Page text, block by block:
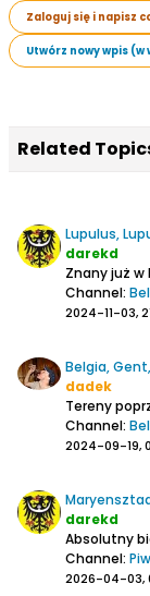
Zaloguj się i napisz
Utwórz nowy wpis
Related
Lupulus,
darekd
Znany już w
Channel:
2024-11-03,
Belgia,
dadek
Channel:
2024-09-19,
darekd
Absolutny
Channel:
2026-04-03,